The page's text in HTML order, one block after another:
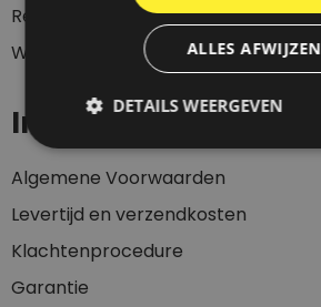
Registeren
Winkelwagen
Informatie
Algemene Voorwaarden
Levertijd en verzendkosten
Klachtenprocedure
Garantie
ALLES AFWIJZEN
DETAILS WEERGEVEN